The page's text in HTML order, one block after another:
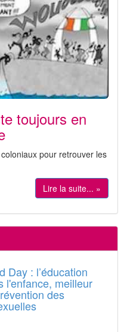
toujours en
pour retrouver les
Lire la suite... »
Day : l’éducation
l'enfance, meilleur
des